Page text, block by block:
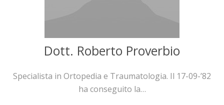
Dott. Roberto Proverbio
Specialista in Ortopedia e Traumatologia. Il 17-09-’82
ha conseguito la…